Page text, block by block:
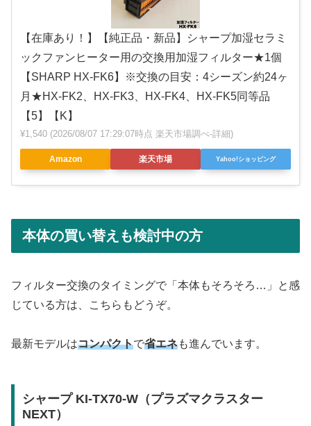
【在庫あり！】【純正品・新品】シャープ加湿セラミ
ックファンヒーター用の交換用加湿フィルター★1個
【SHARP HX-FK6】※交換の目安：4シーズン約24ヶ
月★HX-FK2、HX-FK3、HX-FK4、HX-FK5同等品
【5】【K】
¥1,540 (2026/08/07 17:29:07時点 楽天市場調べ-詳細)
Amazon 楽天市場 Yahoo!ショッピング
本体の買い替えも検討中の方
フィルター交換のタイミングで「本体もそろそろ…」と感
じている方は、こちらもどうぞ。
最新モデルはコンパクトで省エネも進んでいます。
シャープ KI-TX70-W（プラズマクラスター
NEXT）